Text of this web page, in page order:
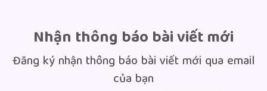
Nhận thông báo bài viết mới
Đăng ký nhận thông báo bài viết mới qua email
của bạn